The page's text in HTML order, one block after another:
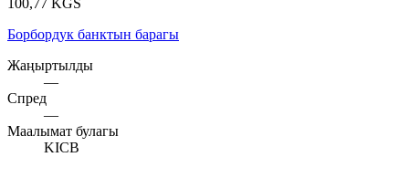
100,77 KGS
Борбордук банктын барагы
Жаңыртылды
—
Спред
—
Маалымат булагы
KICB